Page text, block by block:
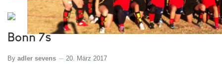
Bonn 7s
By adler sevens 20. März 2017